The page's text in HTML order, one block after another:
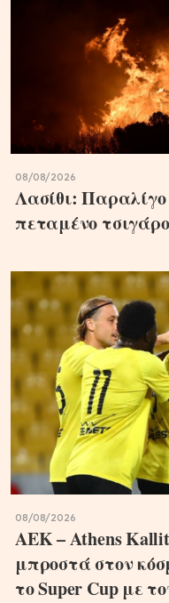
08/08/2026
Λασίθι:
πεταμένο τσιγάρο
08/08/2026
ΑΕΚ – Athens
μπροστά στον
το Super Cup με